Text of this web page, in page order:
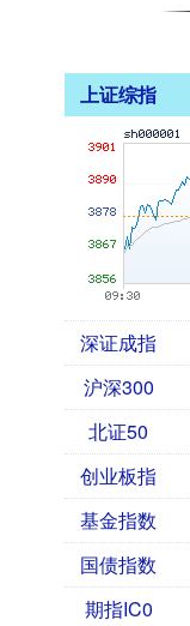
上证综指
深证成指
沪深300
北证50
创业板指
基金指数
国债指数
期指IC0